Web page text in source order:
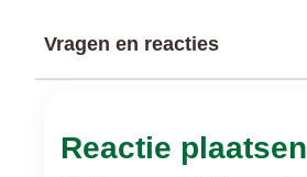
Vragen en reacties
Reactie plaatsen